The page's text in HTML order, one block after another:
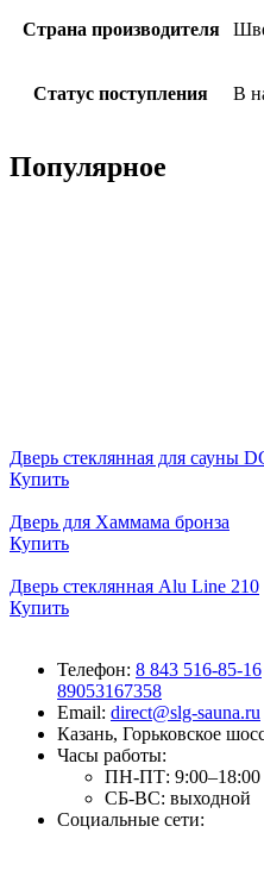
Страна производителя
Статус поступления В
Популярное
Дверь стеклянная для сауны
Купить
Дверь для Хаммама бронза
Купить
Дверь стеклянная Alu Line 210
Купить
Телефон: 8 843 516-85-16
89053167358
Email: direct@slg-sauna.ru
Казань, Горьковское
Часы работы:
ПН-ПТ: 9:00–18:00
СБ-ВС: выходной
Социальные сети: